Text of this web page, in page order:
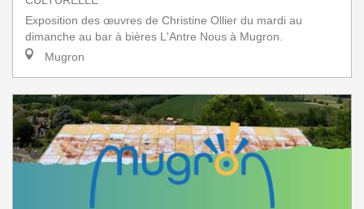
Exposition des œuvres de Christine Ollier du mardi au
dimanche au bar à bières L'Antre Nous à Mugron.
Mugron